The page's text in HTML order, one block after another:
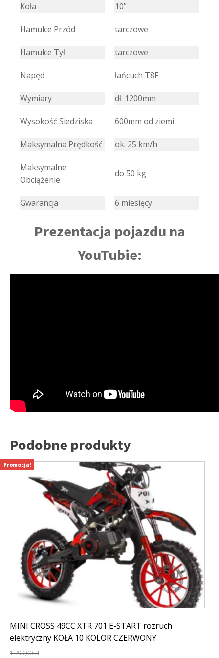
Koła 10"
Hamulce Przód tarczowe
Hamulce Tył tarczowe
Napęd łańcuch T8F
Wymiary dł. 1200mm
Wysokość Siedziska 600mm od ziemi
Maksymalna Prędkość ok. 25 km/h
Maksymalne
Obciążenie
do 50 kg
Gwarancja 6 miesięcy
Prezentacja pojazdu na
YouTubie:
Podobne produkty
MINI CROSS 49CC XTR 701 E-START rozruch
elektryczny KOŁA 10 KOLOR CZERWONY
1 799,00zł
Promocja!